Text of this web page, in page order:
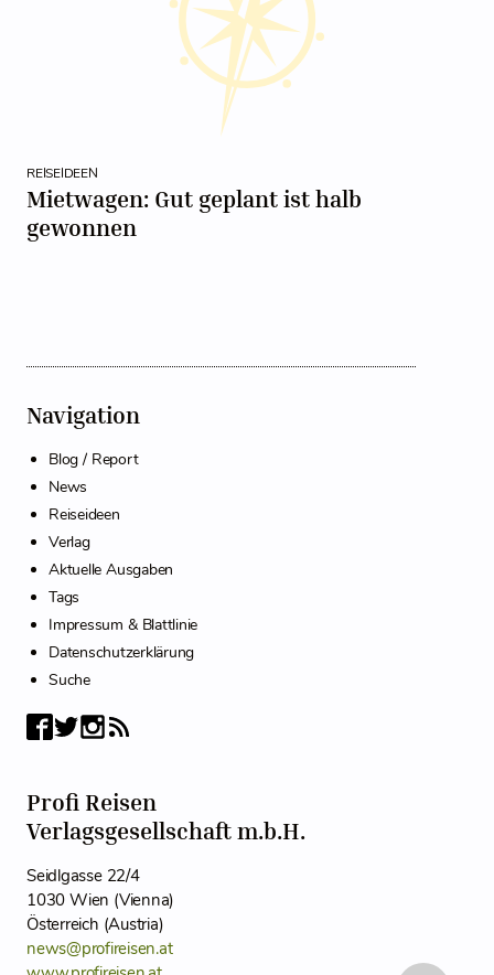
REISEIDEEN
Mietwagen: Gut geplant ist halb
gewonnen
Navigation
Blog / Report
News
Reiseideen
Verlag
Aktuelle Ausgaben
Tags
Impressum & Blattlinie
Datenschutzerklärung
Suche
Profi Reisen
Verlagsgesellschaft m.b.H.
Seidlgasse 22/4
1030 Wien (Vienna)
Österreich (Austria)
news@profireisen.at